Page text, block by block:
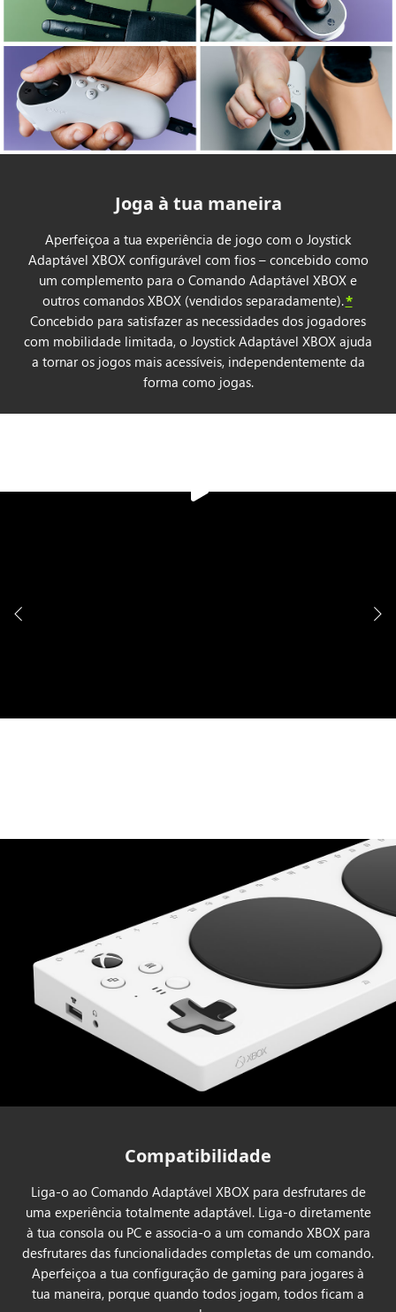
Joga à tua maneira
Aperfeiçoa a tua experiência de jogo com o Joystick
Adaptável XBOX configurável com fios – concebido como
um complemento para o Comando Adaptável XBOX e
outros comandos XBOX (vendidos separadamente).*
Concebido para satisfazer as necessidades dos jogadores
com mobilidade limitada, o Joystick Adaptável XBOX ajuda
a tornar os jogos mais acessíveis, independentemente da
forma como jogas.
Compatibilidade
Liga-o ao Comando Adaptável XBOX para desfrutares de
uma experiência totalmente adaptável. Liga-o diretamente
à tua consola ou PC e associa-o a um comando XBOX para
desfrutares das funcionalidades completas de um comando.
Aperfeiçoa a tua configuração de gaming para jogares à
tua maneira, porque quando todos jogam, todos ficam a